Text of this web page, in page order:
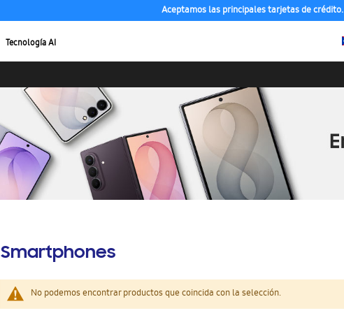
Aceptamos las principales tarjetas de crédito.
Tecnología AI
Smartphones
No podemos encontrar productos que coincida con la selección.